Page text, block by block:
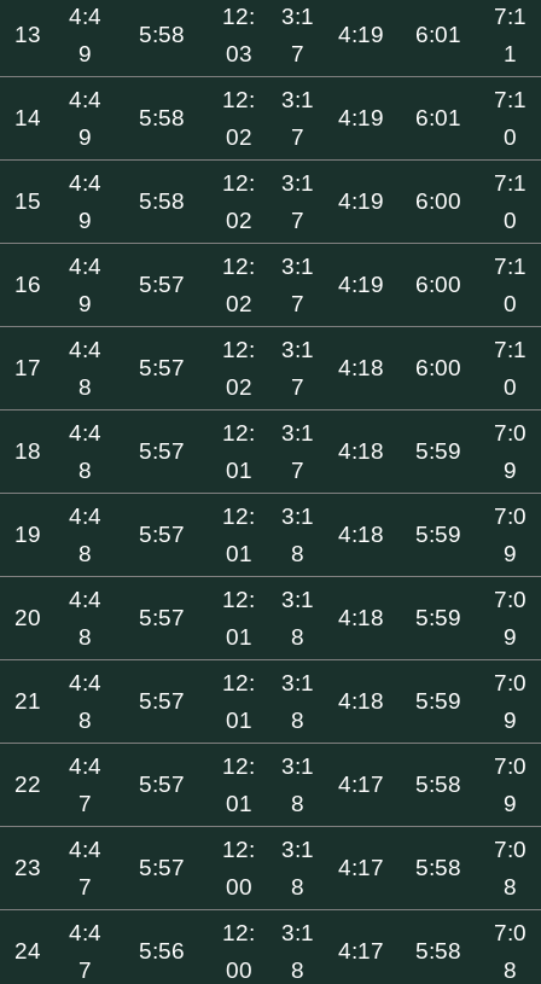
13
4:4
9
5:58
12:
03
3:1
7
4:19 6:01
7:1
1
14
4:4
9
5:58
12:
02
3:1
7
4:19 6:01
7:1
0
15
4:4
9
5:58
12:
02
3:1
7
4:19 6:00
7:1
0
16
4:4
9
5:57
12:
02
3:1
7
4:19 6:00
7:1
0
17
4:4
8
5:57
12:
02
3:1
7
4:18 6:00
7:1
0
18
4:4
8
5:57
12:
01
3:1
7
4:18 5:59
7:0
9
19
4:4
8
5:57
12:
01
3:1
8
4:18 5:59
7:0
9
20
4:4
8
5:57
12:
01
3:1
8
4:18 5:59
7:0
9
21
4:4
8
5:57
12:
01
3:1
8
4:18 5:59
7:0
9
22
4:4
7
5:57
12:
01
3:1
8
4:17 5:58
7:0
9
23
4:4
7
5:57
12:
00
3:1
8
4:17 5:58
7:0
8
24
4:4
7
5:56
12:
00
3:1
8
4:17 5:58
7:0
8